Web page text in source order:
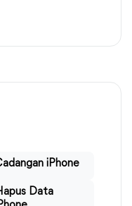
iPhone
Data